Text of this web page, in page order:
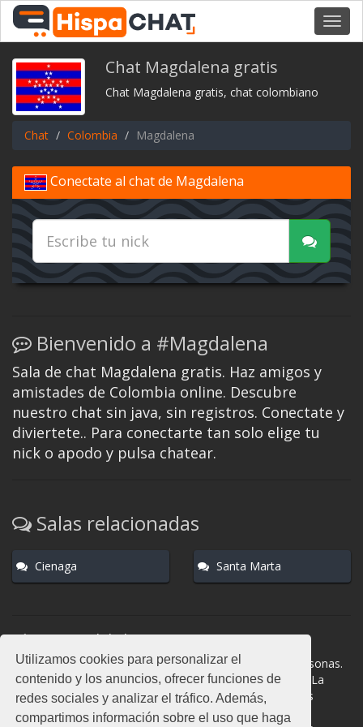
Utilizamos cookies para personalizar el
contenido y los anuncios, ofrecer funciones de
redes sociales y analizar el tráfico. Además,
compartimos información sobre el uso que haga
Chat Magdalena gratis
Chat Magdalena gratis, chat colombiano
Chat Colombia Magdalena
Conectate al chat de Magdalena
Bienvenido a #Magdalena
Sala de chat Magdalena gratis. Haz amigos y
amistades de Colombia online. Descubre
nuestro chat sin java, sin registros. Conectate y
diviertete.. Para conectarte tan solo elige tu
nick o apodo y pulsa chatear.
Salas relacionadas
Cienaga Santa Marta
Normas del chat
#Magdalena es una sala donde participan cientos de personas.
Mantén la educación y compórtate como en la vida real. La
privacidad de los usuarios es muy importante, no facilites
información de terceros. Todas las salas cuentan con